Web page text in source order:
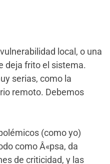
local, o una
deja frito el sistema.
serias, como la
remoto. Debemos
(como yo)
como Â«psa, da
de criticidad, y las